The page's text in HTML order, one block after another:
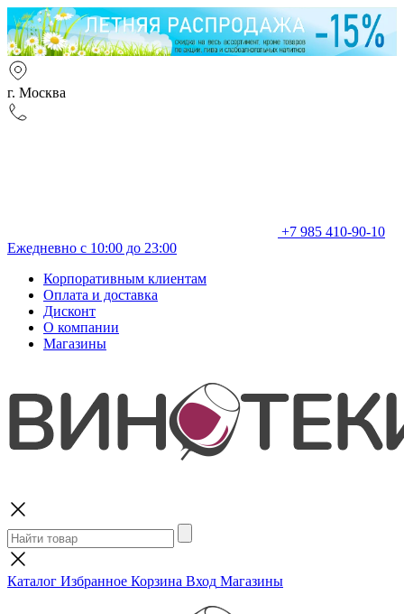
г. Москва
+7 985 410-90-10
Ежедневно с 10:00 до 23:00
Корпоративным клиентам
Оплата и доставка
Дисконт
О компании
Магазины
Каталог Избранное Корзина Вход Магазины